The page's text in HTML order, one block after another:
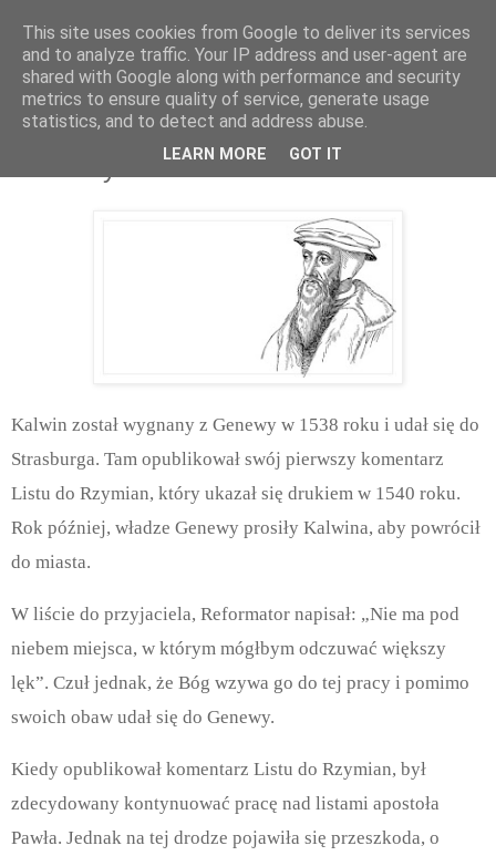
poniedziałek, maja 11, 2020
Utracony list i inne oblicze Jana Kalwina
Kalwin został wygnany z Genewy w 1538 roku i udał się do
Strasburga. Tam opublikował swój pierwszy komentarz
Listu do Rzymian, który ukazał się drukiem w 1540 roku.
Rok później, władze Genewy prosiły Kalwina, aby powrócił
do miasta.
W liście do przyjaciela, Reformator napisał: „Nie ma pod
niebem miejsca, w którym mógłbym odczuwać większy
lęk”. Czuł jednak, że Bóg wzywa go do tej pracy i pomimo
swoich obaw udał się do Genewy.
Kiedy opublikował komentarz Listu do Rzymian, był
zdecydowany kontynuować pracę nad listami apostoła
Pawła. Jednak na tej drodze pojawiła się przeszkoda, o
This site uses cookies from Google to deliver its services
and to analyze traffic. Your IP address and user-agent are
shared with Google along with performance and security
metrics to ensure quality of service, generate usage
statistics, and to detect and address abuse.
LEARN MORE GOT IT